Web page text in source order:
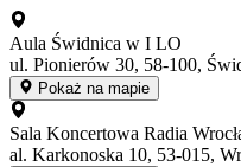
Aula Świdnica w I LO
ul. Pionierów 30, 58-100,
Pokaż na mapie
Sala Koncertowa Radia
al. Karkonoska 10, 53-015,